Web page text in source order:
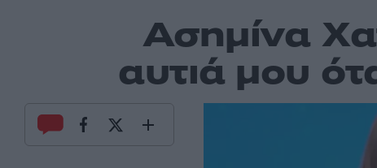
Ασημίνα
αυτιά μου